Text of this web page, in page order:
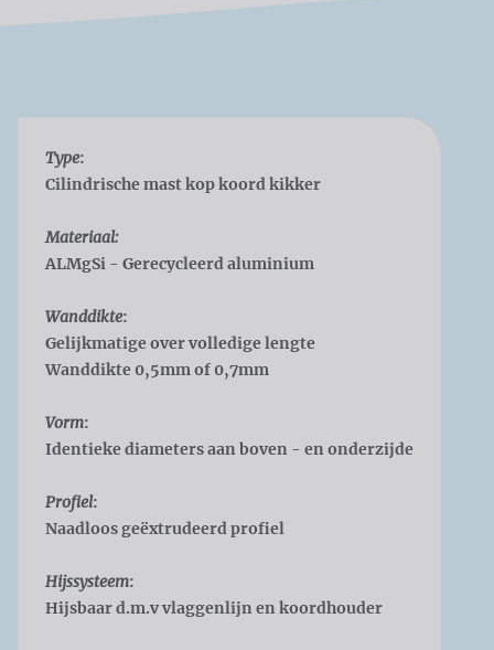
Type:
Cilindrische mast kop koord kikker
Materiaal:
ALMgSi - Gerecycleerd aluminium
Wanddikte:
Gelijkmatige over volledige lengte
Wanddikte 0,5mm of 0,7mm
Vorm:
Identieke diameters aan boven - en onderzijde
Profiel:
Naadloos geëxtrudeerd profiel
Hijssysteem:
Hijsbaar d.m.v vlaggenlijn en koordhouder